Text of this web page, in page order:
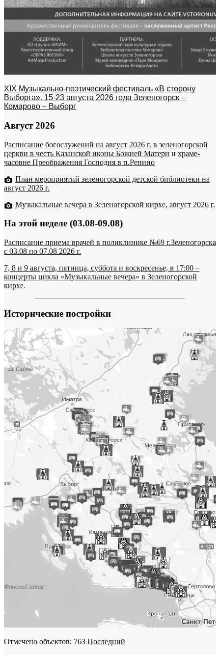
XIX Музыкально-поэтический фестиваль «В сторону
Выборга». 15-23 августа 2026 года Зеленогорск –
Комарово – Выборг
Август 2026
Расписание богослужений на август 2026 г. в зеленогорской
церкви в честь Казанской иконы Божией Матери и храме-
часовне Преображения Господня в п.Репино
План мероприятий зеленогорской детской библиотеки на
август 2026 г.
Музыкальные вечера в Зеленогорской кирхе, август 2026 г.
На этой неделе (03.08-09.08)
Расписание приема врачей в поликлинике №69 г.Зеленогорска
c 03.08 по 07.08 2026 г.
7, 8 и 9 августа, пятница, суббота и воскресенье, в 17:00 –
концерты цикла «Музыкальные вечера» в Зеленогорской
кирхе.
Исторические постройки
Отмечено объектов: 763 Последний